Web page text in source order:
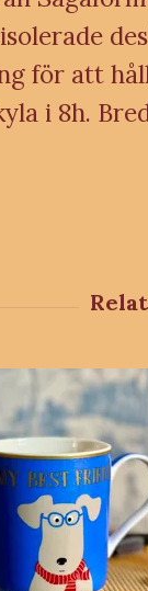
för att
i 8h.